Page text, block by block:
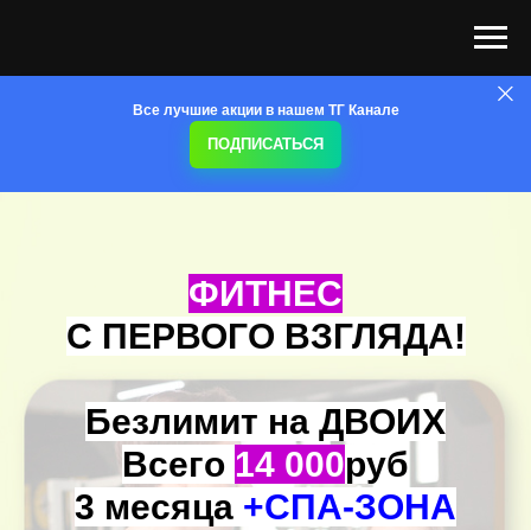
Все лучшие акции в нашем ТГ Канале
ПОДПИСАТЬСЯ
ФИТНЕС
С ПЕРВОГО ВЗГЛЯДА!
Безлимит на ДВОИХ
Всего 14 000руб
3 месяца +СПА-ЗОНА